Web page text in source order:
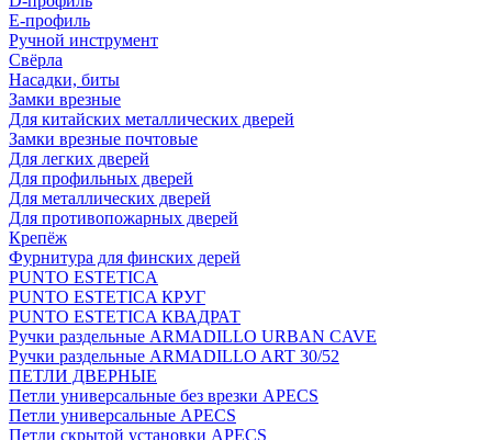
Е-профиль
Ручной инструмент
Свёрла
Насадки, биты
Замки врезные
Для китайских металлических дверей
Замки врезные почтовые
Для легких дверей
Для профильных дверей
Для металлических дверей
Для противопожарных дверей
Крепёж
Фурнитура для финских дерей
PUNTO ESTETICA
PUNTO ESTETICA КРУГ
PUNTO ESTETICA КВАДРАТ
Ручки раздельные ARMADILLO URBAN CAVE
Ручки раздельные ARMADILLO ART 30/52
ПЕТЛИ ДВЕРНЫЕ
Петли универсальные без врезки APECS
Петли универсальные APECS
Петли скрытой установки APECS